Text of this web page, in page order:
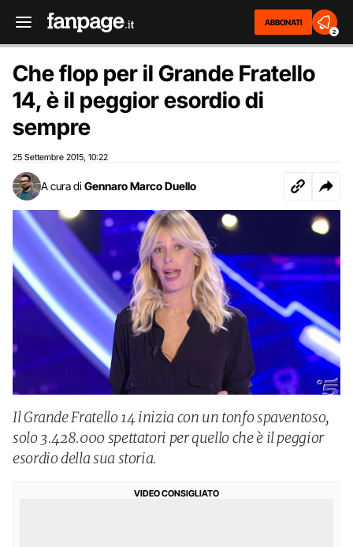
ABBONATI
2
Che flop per il Grande Fratello
14, è il peggior esordio di
sempre
25 Settembre 2015 10:22
A cura di Gennaro Marco Duello
Il Grande Fratello 14 inizia con un tonfo spaventoso,
solo 3.428.000 spettatori per quello che è il peggior
esordio della sua storia.
VIDEO CONSIGLIATO